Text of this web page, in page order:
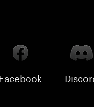
Facebook